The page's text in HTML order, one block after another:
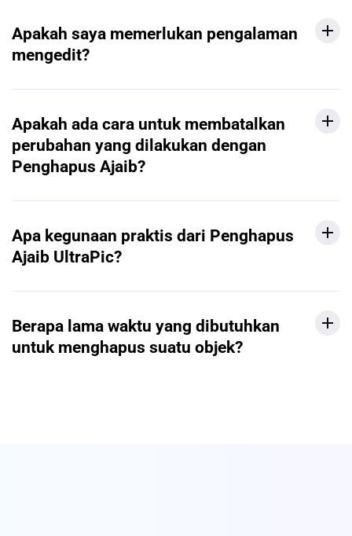
Apakah saya memerlukan pengalaman
mengedit?
Apakah ada cara untuk membatalkan
perubahan yang dilakukan dengan
Penghapus Ajaib?
Apa kegunaan praktis dari Penghapus
Ajaib UltraPic?
Berapa lama waktu yang dibutuhkan
untuk menghapus suatu objek?